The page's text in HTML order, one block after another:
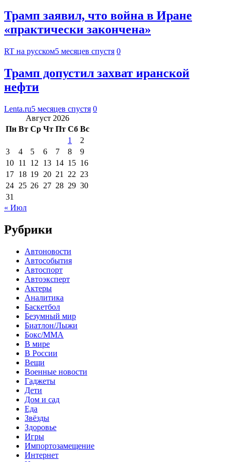
Трамп заявил, что война в Иране
«практически закончена»
RT на русском5 месяцев спустя 0
Трамп допустил захват иранской
нефти
Lenta.ru5 месяцев спустя 0
Август 2026
Пн Вт Ср Чт Пт Сб Вс
1
2
3
4 5 6 7 8
9
10 11 12 13 14 15 16
17 18 19 20 21 22 23
24 25 26 27 28 29 30
31
« Июл
Рубрики
Автоновости
Автособытия
Автоспорт
Автоэксперт
Актеры
Аналитика
Баскетбол
Безумный мир
Биатлон/Лыжи
Бокс/MMA
В мире
В России
Вещи
Военные новости
Гаджеты
Дети
Дом и сад
Еда
Звёзды
Здоровье
Игры
Импортозамещение
Интернет